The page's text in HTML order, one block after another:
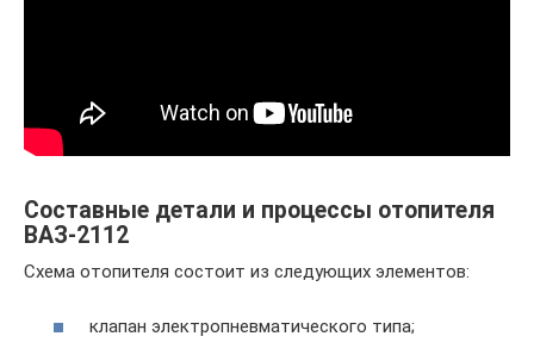
Составные детали и процессы отопителя
ВАЗ-2112
Схема отопителя состоит из следующих элементов:
клапан электропневматического типа;